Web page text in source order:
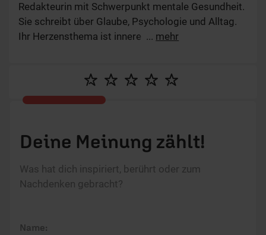
Redakteurin mit Schwerpunkt mentale Gesundheit.
Sie schreibt über Glaube, Psychologie und Alltag.
Ihr Herzensthema ist innere Freiheit – im Glauben
... mehr
Deine Meinung zählt!
Was hat dich inspiriert, berührt oder zum
Nachdenken gebracht?
Name: